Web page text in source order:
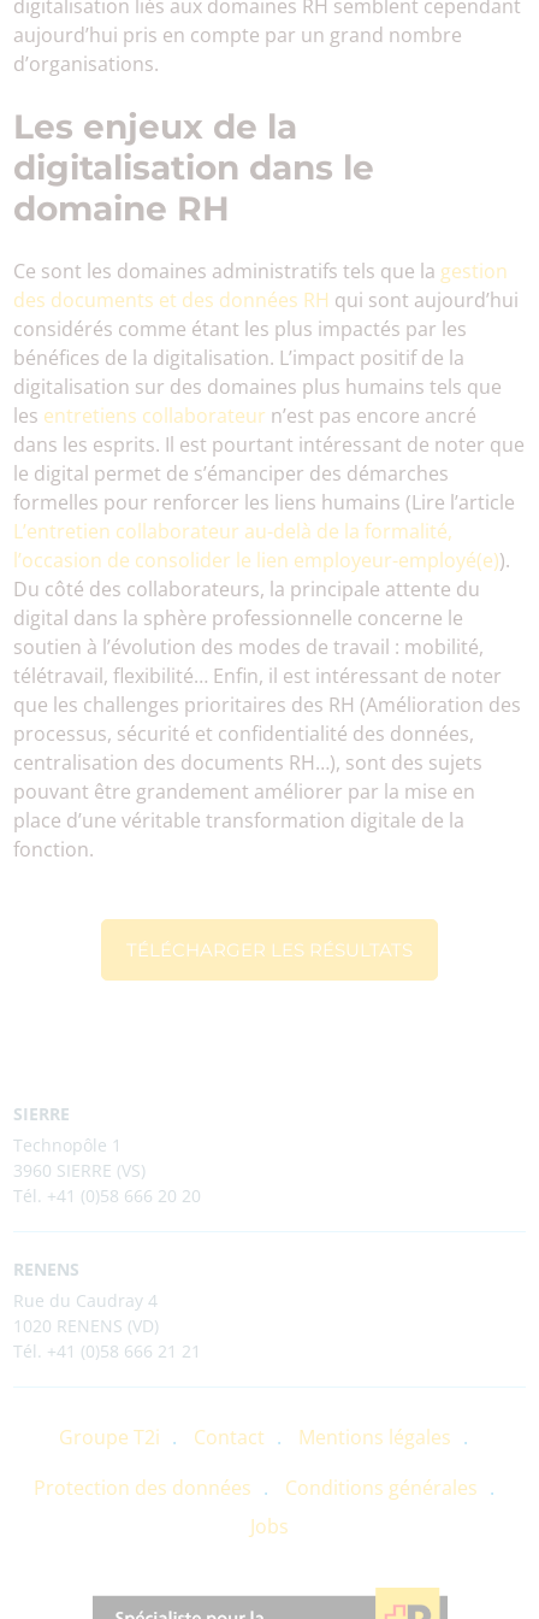
digitalisation liés aux domaines RH semblent cependant
aujourd’hui pris en compte par un grand nombre
d’organisations.
Les enjeux de la
digitalisation dans le
domaine RH
Ce sont les domaines administratifs tels que la gestion
des documents et des données RH qui sont aujourd’hui
considérés comme étant les plus impactés par les
bénéfices de la digitalisation. L’impact positif de la
digitalisation sur des domaines plus humains tels que
les entretiens collaborateur n’est pas encore ancré
dans les esprits. Il est pourtant intéressant de noter que
le digital permet de s’émanciper des démarches
formelles pour renforcer les liens humains (Lire l’article
L’entretien collaborateur au-delà de la formalité,
l’occasion de consolider le lien employeur-employé(e)).
Du côté des collaborateurs, la principale attente du
digital dans la sphère professionnelle concerne le
soutien à l’évolution des modes de travail : mobilité,
télétravail, flexibilité… Enfin, il est intéressant de noter
que les challenges prioritaires des RH (Amélioration des
processus, sécurité et confidentialité des données,
centralisation des documents RH…), sont des sujets
pouvant être grandement améliorer par la mise en
place d’une véritable transformation digitale de la
fonction.
TÉLÉCHARGER LES RÉSULTATS
SIERRE
Technopôle 1
3960 SIERRE (VS)
Tél. +41 (0)58 666 20 20
RENENS
Rue du Caudray 4
1020 RENENS (VD)
Tél. +41 (0)58 666 21 21
Groupe T2i Contact
Mentions légales
Protection des données
Conditions générales
Jobs